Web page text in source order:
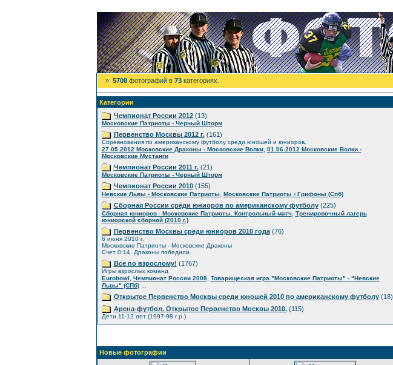
» 5708фотографий в 73категориях.
Категории
Чемпионат России 2012(13)
Московские Патриоты - Черный Шторм
Первенство Москвы 2012 г.(161)
Соревнования по американскому футболу среди юношей и юниоров.
27.05.2012 Московские Драконы - Московские Волки, 01.06.2012 Московские Волки -
Московские Мустанги
Чемпионат России 2011 г.(21)
Московские Патриоты - Черный Шторм
Чемпионат России 2010(155)
Невские Львы - Московские Патриоты Московские Патриоты - Грифоны (Спб)
Сборная России среди юниоров по американскому футболу(225)
Сборная юниоров - Московские Патриоты. Контрольный матч, Тренировочный лагерь
юниорской сборной (2010 г.)
Первенство Москвы среди юниоров 2010 года(76)
6 июня 2010 г.
Московские Патриоты - Московские Драконы
Счет 0:14. Драконы победили.
Все по взрослому! (1767)
Игры взрослых команд
Eurobowl
Чемпионат России 2008, Товарищеская игра "Московские Патриоты" - "Невские
Львы" (СПб)...
Открытое Первенство Москвы среди юношей 2010 по американскому футболу(18)
Арена-футбол. Открытое Первенство Москвы 2010.(115)
Дети 11-12 лет (1997-98 г.р.)
Новые фотографии